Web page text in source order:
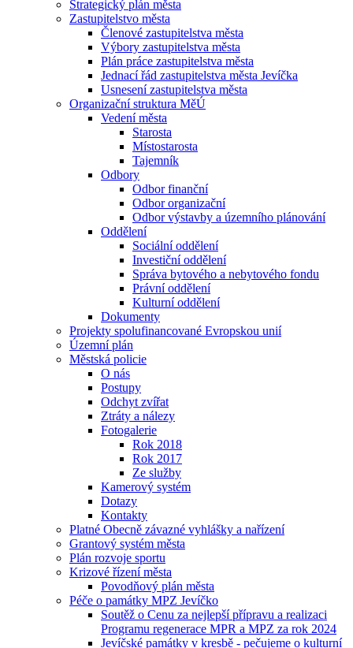
Strategický plán města
Zastupitelstvo města
Členové zastupitelstva města
Výbory zastupitelstva města
Plán práce zastupitelstva města
Jednací řád zastupitelstva města Jevíčka
Usnesení zastupitelstva města
Organizační struktura MěÚ
Vedení města
Starosta
Místostarosta
Tajemník
Odbory
Odbor finanční
Odbor organizační
Odbor výstavby a územního plánování
Oddělení
Sociální oddělení
Investiční oddělení
Správa bytového a nebytového fondu
Právní oddělení
Kulturní oddělení
Dokumenty
Projekty spolufinancované Evropskou unií
Územní plán
Městská policie
O nás
Postupy
Odchyt zvířat
Ztráty a nálezy
Fotogalerie
Rok 2018
Rok 2017
Ze služby
Kamerový systém
Dotazy
Kontakty
Platné Obecně závazné vyhlášky a nařízení
Grantový systém města
Plán rozvoje sportu
Krizové řízení města
Povodňový plán města
Péče o památky MPZ Jevíčko
Soutěž o Cenu za nejlepší přípravu a realizaci
Programu regenerace MPR a MPZ za rok 2024
Jevíčské památky v kresbě - pečujeme o kulturní